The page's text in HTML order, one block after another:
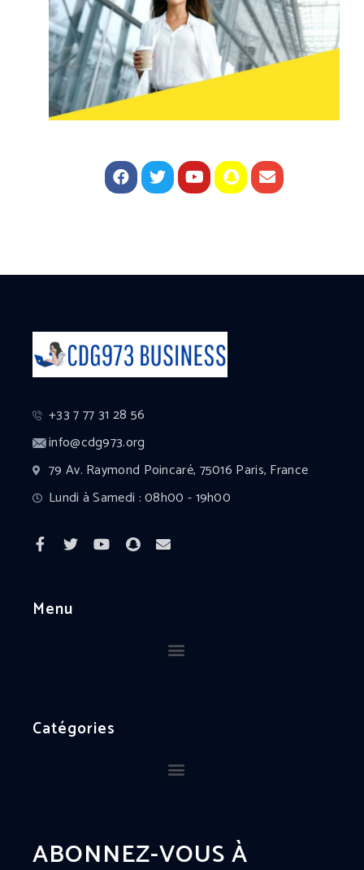
+33 7 77 31 28 56
info@cdg973.org
79 Av. Raymond Poincaré, 75016 Paris, France
Lundi à Samedi : 08h00 - 19h00
Menu
Catégories
ABONNEZ-VOUS À